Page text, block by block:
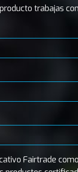
trabajas
Fairtrade como